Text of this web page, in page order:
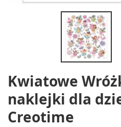
Kwiatowe
naklejki dla
Creotime